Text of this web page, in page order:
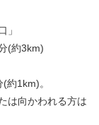
」
(約3km)
1km)。
は向かわれる方は